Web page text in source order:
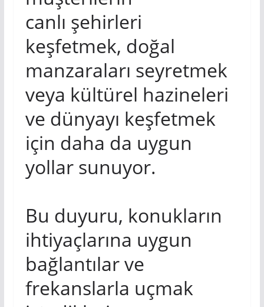
canlı şehirleri
keşfetmek, doğal
manzaraları seyretmek
veya kültürel hazineleri
ve dünyayı keşfetmek
için daha da uygun
yollar sunuyor.
Bu duyuru, konukların
ihtiyaçlarına uygun
bağlantılar ve
frekanslarla uçmak